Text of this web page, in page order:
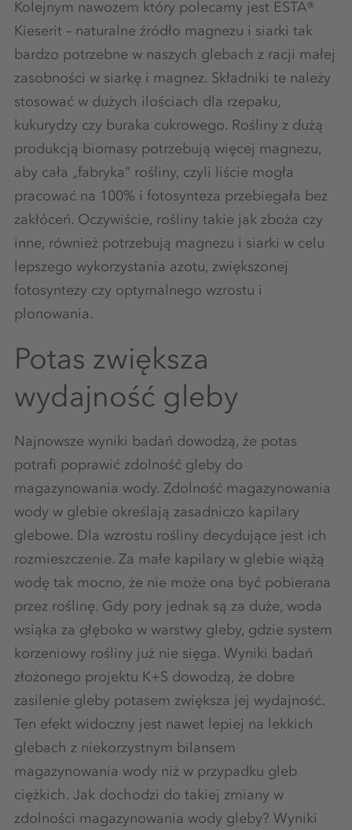
Kolejnym nawozem który polecamy jest ESTA®
Kieserit – naturalne źródło magnezu i siarki tak
bardzo potrzebne w naszych glebach z racji małej
zasobności w siarkę i magnez. Składniki te należy
stosować w dużych ilościach dla rzepaku,
kukurydzy czy buraka cukrowego. Rośliny z dużą
produkcją biomasy potrzebują więcej magnezu,
aby cała „fabryka” rośliny, czyli liście mogła
pracować na 100% i fotosynteza przebiegała bez
zakłóceń. Oczywiście, rośliny takie jak zboża czy
inne, również potrzebują magnezu i siarki w celu
lepszego wykorzystania azotu, zwiększonej
fotosyntezy czy optymalnego wzrostu i
plonowania.
Potas zwiększa
wydajność gleby
Najnowsze wyniki badań dowodzą, że potas
potrafi poprawić zdolność gleby do
magazynowania wody. Zdolność magazynowania
wody w glebie określają zasadniczo kapilary
glebowe. Dla wzrostu rośliny decydujące jest ich
rozmieszczenie. Za małe kapilary w glebie wiążą
wodę tak mocno, że nie może ona być pobierana
przez roślinę. Gdy pory jednak są za duże, woda
wsiąka za głęboko w warstwy gleby, gdzie system
korzeniowy rośliny już nie sięga. Wyniki badań
złożonego projektu K+S dowodzą, że dobre
zasilenie gleby potasem zwiększa jej wydajność.
Ten efekt widoczny jest nawet lepiej na lekkich
glebach z niekorzystnym bilansem
magazynowania wody niż w przypadku gleb
ciężkich. Jak dochodzi do takiej zmiany w
zdolności magazynowania wody gleby? Wyniki